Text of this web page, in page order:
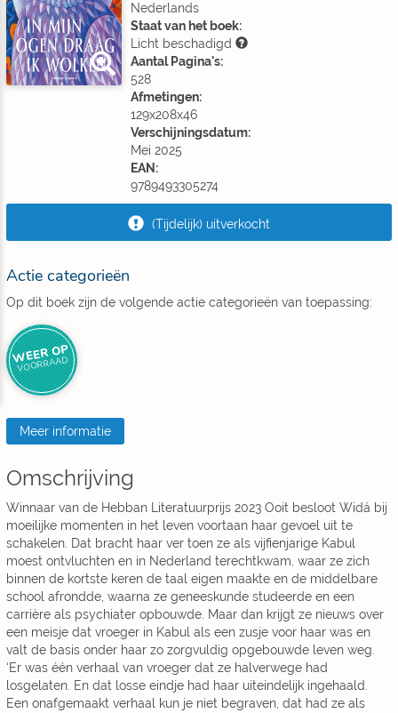
Nederlands
Staat van het boek:
Licht beschadigd
Aantal Pagina's:
528
Afmetingen:
129x208x46
Verschijningsdatum:
Mei 2025
EAN:
9789493305274
(Tijdelijk) uitverkocht
Actie categorieën
Op dit boek zijn de volgende actie categorieën van toepassing:
WEER OP
VOORRAAD
Meer informatie
Omschrijving
Winnaar van de Hebban Literatuurprijs 2023 Ooit besloot Widá bij
moeilijke momenten in het leven voortaan haar gevoel uit te
schakelen. Dat bracht haar ver toen ze als vijfienjarige Kabul
moest ontvluchten en in Nederland terechtkwam, waar ze zich
binnen de kortste keren de taal eigen maakte en de middelbare
school afrondde, waarna ze geneeskunde studeerde en een
carrière als psychiater opbouwde. Maar dan krijgt ze nieuws over
een meisje dat vroeger in Kabul als een zusje voor haar was en
valt de basis onder haar zo zorgvuldig opgebouwde leven weg.
‘Er was één verhaal van vroeger dat ze halverwege had
losgelaten. En dat losse eindje had haar uiteindelijk ingehaald.
Een onafgemaakt verhaal kun je niet begraven, dat had ze als